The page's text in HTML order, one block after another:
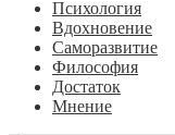
Психология
Вдохновение
Саморазвитие
Философия
Достаток
Мнение